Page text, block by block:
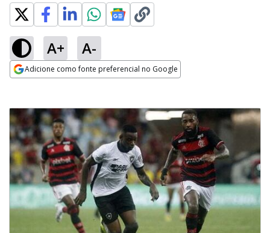
A+ A-
Adicione como fonte preferencial no Google